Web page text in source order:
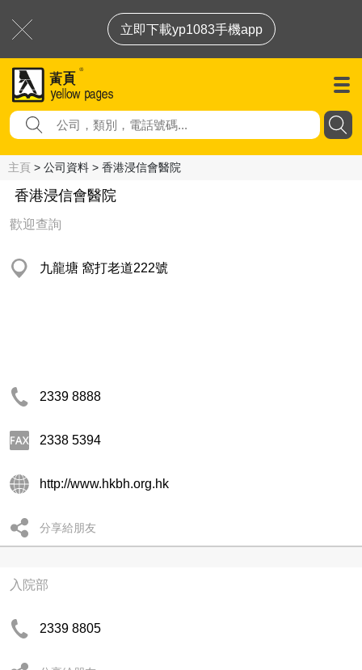
立即下載yp1083手機app
主頁 > 公司資料 > 香港浸信會醫院
香港浸信會醫院
歡迎查詢
九龍塘 窩打老道222號
2339 8888
2338 5394
http://www.hkbh.org.hk
分享給朋友
入院部
2339 8805